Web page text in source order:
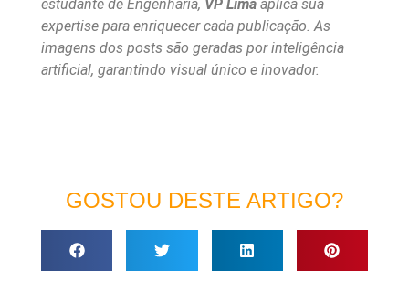
estudante de Engenharia, VP Lima aplica sua
expertise para enriquecer cada publicação. As
imagens dos posts são geradas por inteligência
artificial, garantindo visual único e inovador.
GOSTOU DESTE ARTIGO?